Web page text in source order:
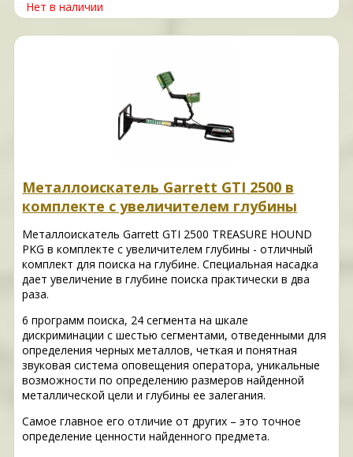
Нет в наличии
Металлоискатель Garrett GTI 2500 в
комплекте с увеличителем глубины
Металлоискатель Garrett GTI 2500 TREASURE HOUND
PKG в комплекте с увеличителем глубины - отличный
комплект для поиска на глубине. Специальная насадка
дает увеличение в глубине поиска практически в два
раза.
6 программ поиска, 24 сегмента на шкале
дискриминации с шестью сегментами, отведенными для
определения черных металлов, четкая и понятная
звуковая система оповещения оператора, уникальные
возможности по определению размеров найденной
металлической цели и глубины ее залегания.
Самое главное его отличие от других – это точное
определение ценности найденного предмета.